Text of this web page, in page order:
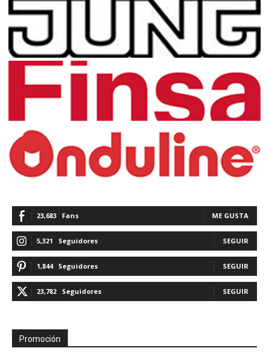
23,683 Fans ME GUSTA
5,321 Seguidores SEGUIR
1,844 Seguidores SEGUIR
23,782 Seguidores SEGUIR
Promoción